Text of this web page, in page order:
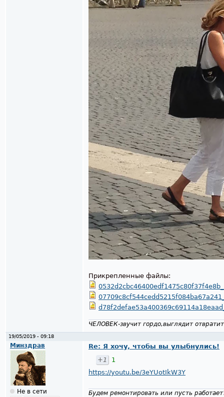
Прикрепленные файлы:
ЧЕЛОВЕК-звучит гордо,выглядит
19/05/2019 - 09:18
Минздрав
Не в сети
Re: Я хочу, чтобы вы улыбнулись!
+1
1
https://youtu.be/3eYUotIkW3Y
Будем ремонтировать или пусть